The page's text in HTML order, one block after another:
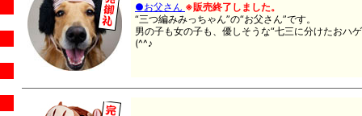
●お父さん ※販売終了しました。
“三つ編みみっちゃん”の“お父さん”です。
男の子も女の子も、優しそうな“七三に分けたおハ
(^^♪